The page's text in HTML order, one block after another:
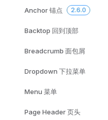
Anchor 锚点 2.6.0
Backtop 回到顶部
Breadcrumb 面包屑
Dropdown 下拉菜单
Menu 菜单
Page Header 页头
波普尔选项
fallback-placements